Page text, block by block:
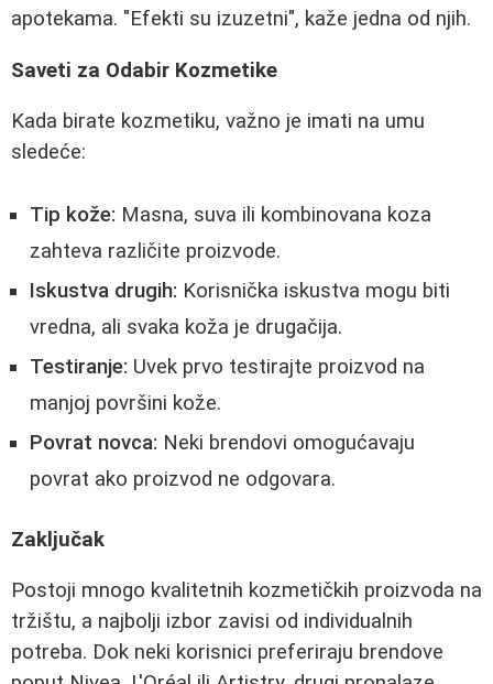
apotekama. "Efekti su izuzetni", kaže jedna od njih.
Saveti za Odabir Kozmetike
Kada birate kozmetiku, važno je imati na umu
sledeće:
Tip kože: Masna, suva ili kombinovana koza
zahteva različite proizvode.
Iskustva drugih: Korisnička iskustva mogu biti
vredna, ali svaka koža je drugačija.
Testiranje: Uvek prvo testirajte proizvod na
manjoj površini kože.
Povrat novca: Neki brendovi omogućavaju
povrat ako proizvod ne odgovara.
Zaključak
Postoji mnogo kvalitetnih kozmetičkih proizvoda na
tržištu, a najbolji izbor zavisi od individualnih
potreba. Dok neki korisnici preferiraju brendove